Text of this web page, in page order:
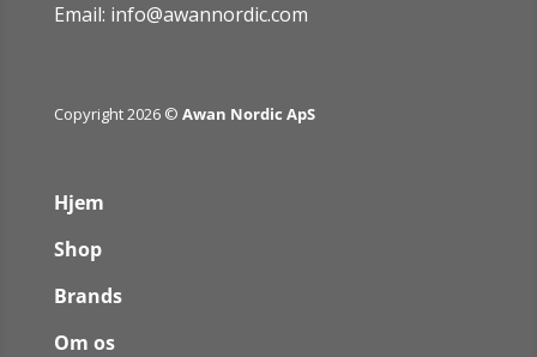
Email: info@awannordic.com
Copyright 2026 © Awan Nordic ApS
Hjem
Shop
Brands
Om os